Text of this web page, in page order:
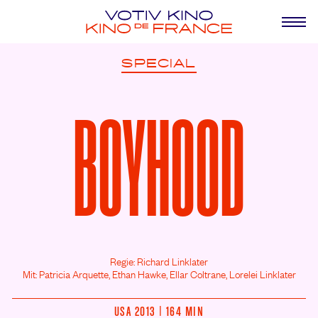
SPECIAL
BOYHOOD
Regie: Richard Linklater
Mit: Patricia Arquette, Ethan Hawke, Ellar Coltrane, Lorelei Linklater
USA 2013 | 164 MIN